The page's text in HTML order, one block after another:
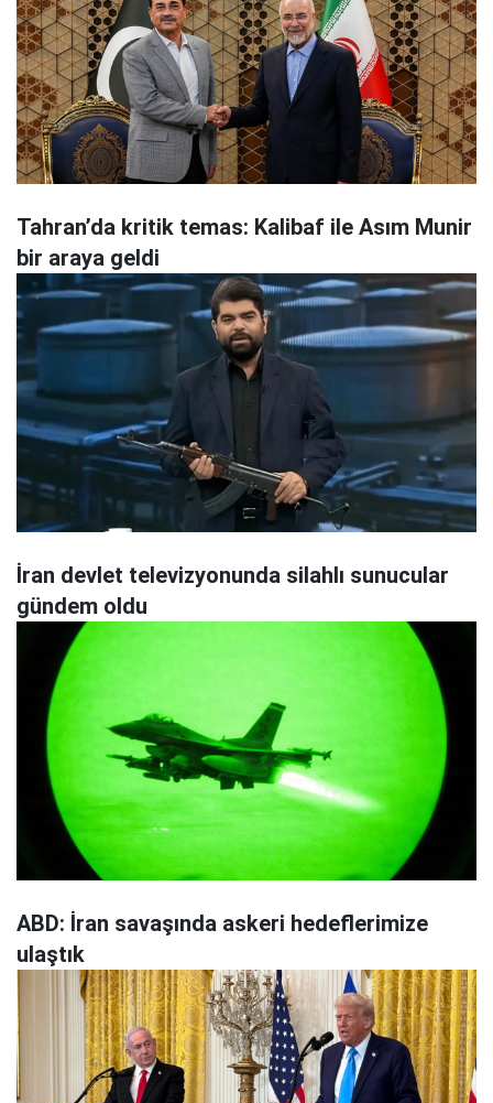
Tahran’da kritik temas: Kalibaf ile Asım Munir
bir araya geldi
İran devlet televizyonunda silahlı sunucular
gündem oldu
ABD: İran savaşında askeri hedeflerimize
ulaştık